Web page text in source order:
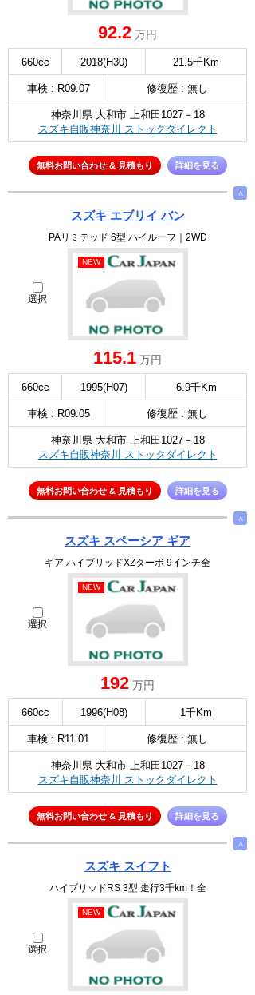
92.2 万円
660cc 2018(H30) 21.5千Km
車検 : R09.07 修復歴 : 無し
神奈川県 大和市 上和田1027－18
スズキ自販神奈川 ストックダイレクト
無料お問い合わせ & 見積もり 詳細を見る
∧
スズキ エブリイ バン
PAリミテッド 6型 ハイルーフ｜2WD
選択
NEW
115.1 万円
660cc 1995(H07) 6.9千Km
車検 : R09.05 修復歴 : 無し
神奈川県 大和市 上和田1027－18
スズキ自販神奈川 ストックダイレクト
無料お問い合わせ & 見積もり 詳細を見る
∧
スズキ スペーシア ギア
ギア ハイブリッドXZターボ 9インチ全
選択
NEW
192 万円
660cc 1996(H08) 1千Km
車検 : R11.01 修復歴 : 無し
神奈川県 大和市 上和田1027－18
スズキ自販神奈川 ストックダイレクト
無料お問い合わせ & 見積もり 詳細を見る
∧
スズキ スイフト
ハイブリッドRS 3型 走行3千km！全
選択
NEW